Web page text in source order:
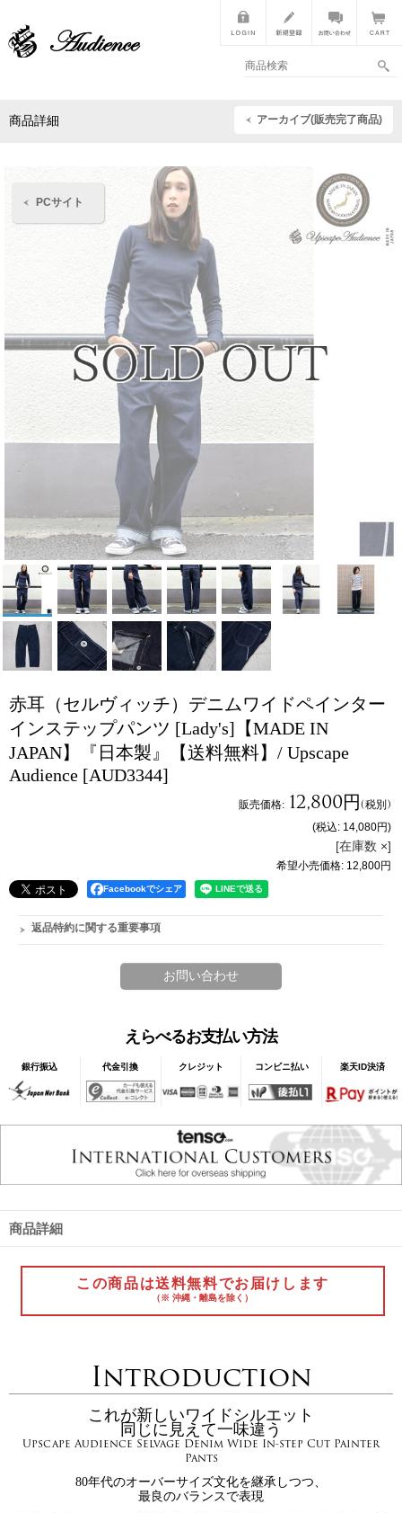
PCサイト
商品詳細 アーカイブ(販売完了商品)
赤耳（セルヴィッチ）デニムワイドペインター
インステップパンツ [Lady's]【MADE IN
JAPAN】『日本製』【送料無料】/ Upscape
Audience [AUD3344]
販売価格: 12,800円(税別)
(税込: 14,080円)
[在庫数 ×]
希望小売価格: 12,800円
Facebookでシェア
返品特約に関する重要事項
えらべるお支払い方法
銀行振込 代金引換 クレジット コンビニ払い 楽天ID決済
商品詳細
この商品は送料無料でお届けします
（※ 沖縄・離島を除く）
Introduction
これが新しいワイドシルエット
同じに見えて一味違う
Upscape Audience Selvage Denim Wide In-step Cut Painter
Pants
80年代のオーバーサイズ文化を継承しつつ、
最良のバランスで表現